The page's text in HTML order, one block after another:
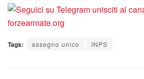
Tags: assegno unico INPS